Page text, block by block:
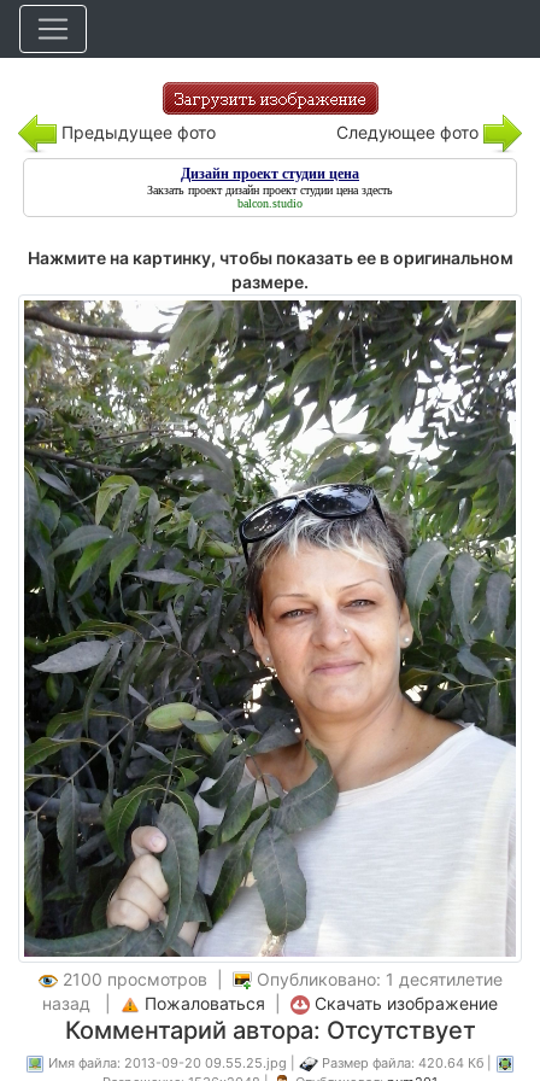
Предыдущее фото Следующее фото
Дизайн проект студии цена
Закзать проект дизайн проект студии цена здесть
balcon.studio
Нажмите на картинку, чтобы показать ее в оригинальном
размере.
2100 просмотров |
Опубликовано: 1 десятилетие
назад |
Пожаловаться Скачать изображение
Комментарий автора: Отсутствует
Имя файла: 2013-09-20 09.55.25.jpg |
Размер файла: 420.64 Кб |